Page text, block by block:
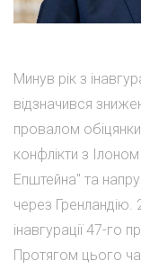
Минув рік з
відзначився
провалом
конфлікти з
Епштейна" та
через Гренландію.
інавгурації 47-
Протягом цього